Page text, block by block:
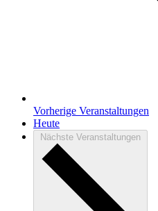
Vorherige Veranstaltungen
Heute
Nächste Veranstaltungen